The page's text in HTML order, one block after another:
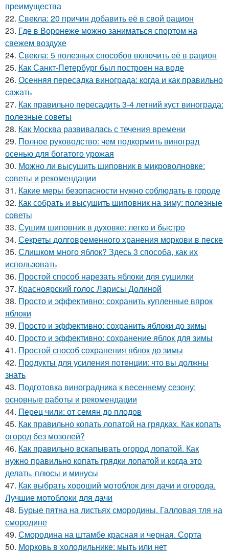
преимущества
22. Свекла: 20 причин добавить её в свой рацион
23. Где в Воронеже можно заниматься спортом на
свежем воздухе
24. Свекла: 5 полезных способов включить её в рацион
25. Как Санкт-Петербург был построен на воде
26. Осенняя пересадка винограда: когда и как правильно
сажать
27. Как правильно пересадить 3-4 летний куст винограда:
полезные советы
28. Как Москва развивалась с течения времени
29. Полное руководство: чем подкормить виноград
осенью для богатого урожая
30. Можно ли высушить шиповник в микроволновке:
советы и рекомендации
31. Какие меры безопасности нужно соблюдать в городе
32. Как собрать и высушить шиповник на зиму: полезные
советы
33. Сушим шиповник в духовке: легко и быстро
34. Секреты долговременного хранения моркови в песке
35. Слишком много яблок? Здесь 3 способа, как их
использовать
36. Простой способ нарезать яблоки для сушилки
37. Красноярский голос Ларисы Долиной
38. Просто и эффективно: сохранить купленные впрок
яблоки
39. Просто и эффективно: сохранить яблоки до зимы
40. Просто и эффективно: сохранение яблок для зимы
41. Простой способ сохранения яблок до зимы
42. Продукты для усиления потенции: что вы должны
знать
43. Подготовка виноградника к весеннему сезону:
основные работы и рекомендации
44. Перец чили: от семян до плодов
45. Как правильно копать лопатой на грядках. Как копать
огород без мозолей?
46. Как правильно вскапывать огород лопатой. Как
нужно правильно копать грядки лопатой и когда это
делать, плюсы и минусы
47. Как выбрать хороший мотоблок для дачи и огорода.
Лучшие мотоблоки для дачи
48. Бурые пятна на листьях смородины. Галловая тля на
смородине
49. Смородина на штамбе красная и черная. Сорта
50. Морковь в холодильнике: мыть или нет